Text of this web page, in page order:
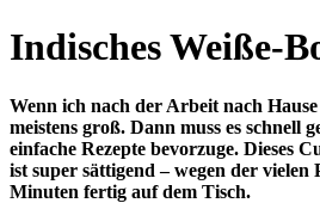
Indisches Weiße-
Wenn ich nach der Arbeit nach
meistens groß. Dann muss es schnell
einfache Rezepte bevorzuge. Dieses
ist super sättigend – wegen der vielen
Minuten fertig auf dem Tisch.